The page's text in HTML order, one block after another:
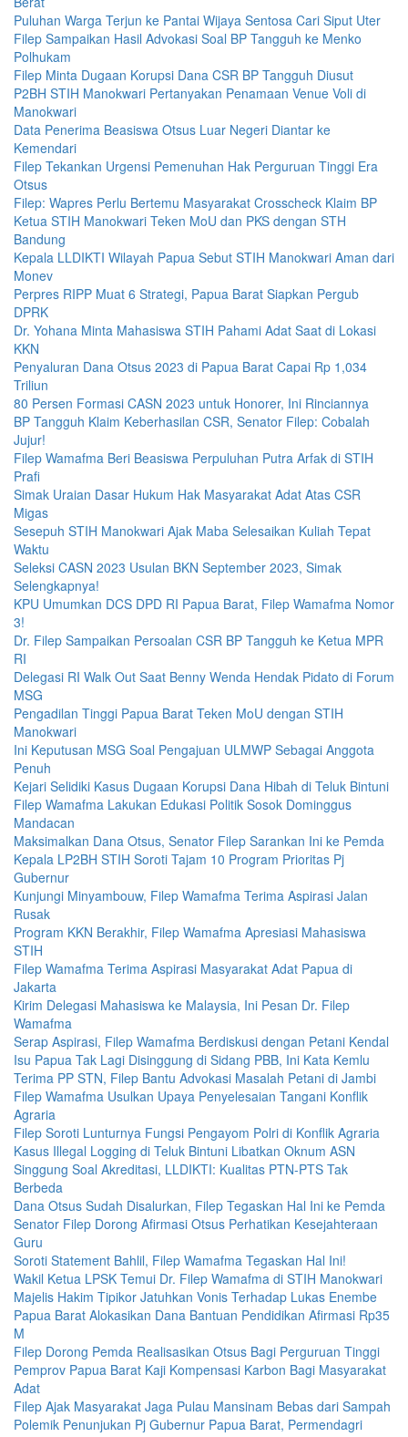
Puluhan Warga Terjun ke Pantai Wijaya Sentosa Cari Siput Uter
Filep Sampaikan Hasil Advokasi Soal BP Tangguh ke Menko
Polhukam
Filep Minta Dugaan Korupsi Dana CSR BP Tangguh Diusut
P2BH STIH Manokwari Pertanyakan Penamaan Venue Voli di
Manokwari
Data Penerima Beasiswa Otsus Luar Negeri Diantar ke
Kemendari
Filep Tekankan Urgensi Pemenuhan Hak Perguruan Tinggi Era
Otsus
Filep: Wapres Perlu Bertemu Masyarakat Crosscheck Klaim BP
Ketua STIH Manokwari Teken MoU dan PKS dengan STH
Bandung
Kepala LLDIKTI Wilayah Papua Sebut STIH Manokwari Aman dari
Monev
Perpres RIPP Muat 6 Strategi, Papua Barat Siapkan Pergub
DPRK
Dr. Yohana Minta Mahasiswa STIH Pahami Adat Saat di Lokasi
KKN
Penyaluran Dana Otsus 2023 di Papua Barat Capai Rp 1,034
Triliun
80 Persen Formasi CASN 2023 untuk Honorer, Ini Rinciannya
BP Tangguh Klaim Keberhasilan CSR, Senator Filep: Cobalah
Jujur!
Filep Wamafma Beri Beasiswa Perpuluhan Putra Arfak di STIH
Prafi
Simak Uraian Dasar Hukum Hak Masyarakat Adat Atas CSR
Migas
Sesepuh STIH Manokwari Ajak Maba Selesaikan Kuliah Tepat
Waktu
Seleksi CASN 2023 Usulan BKN September 2023, Simak
Selengkapnya!
KPU Umumkan DCS DPD RI Papua Barat, Filep Wamafma Nomor
3!
Dr. Filep Sampaikan Persoalan CSR BP Tangguh ke Ketua MPR
RI
Delegasi RI Walk Out Saat Benny Wenda Hendak Pidato di Forum
MSG
Pengadilan Tinggi Papua Barat Teken MoU dengan STIH
Manokwari
Ini Keputusan MSG Soal Pengajuan ULMWP Sebagai Anggota
Penuh
Kejari Selidiki Kasus Dugaan Korupsi Dana Hibah di Teluk Bintuni
Filep Wamafma Lakukan Edukasi Politik Sosok Dominggus
Mandacan
Maksimalkan Dana Otsus, Senator Filep Sarankan Ini ke Pemda
Kepala LP2BH STIH Soroti Tajam 10 Program Prioritas Pj
Gubernur
Kunjungi Minyambouw, Filep Wamafma Terima Aspirasi Jalan
Rusak
Program KKN Berakhir, Filep Wamafma Apresiasi Mahasiswa
STIH
Filep Wamafma Terima Aspirasi Masyarakat Adat Papua di
Jakarta
Kirim Delegasi Mahasiswa ke Malaysia, Ini Pesan Dr. Filep
Wamafma
Serap Aspirasi, Filep Wamafma Berdiskusi dengan Petani Kendal
Isu Papua Tak Lagi Disinggung di Sidang PBB, Ini Kata Kemlu
Terima PP STN, Filep Bantu Advokasi Masalah Petani di Jambi
Filep Wamafma Usulkan Upaya Penyelesaian Tangani Konflik
Agraria
Filep Soroti Lunturnya Fungsi Pengayom Polri di Konflik Agraria
Kasus Illegal Logging di Teluk Bintuni Libatkan Oknum ASN
Singgung Soal Akreditasi, LLDIKTI: Kualitas PTN-PTS Tak
Berbeda
Dana Otsus Sudah Disalurkan, Filep Tegaskan Hal Ini ke Pemda
Senator Filep Dorong Afirmasi Otsus Perhatikan Kesejahteraan
Guru
Soroti Statement Bahlil, Filep Wamafma Tegaskan Hal Ini!
Wakil Ketua LPSK Temui Dr. Filep Wamafma di STIH Manokwari
Majelis Hakim Tipikor Jatuhkan Vonis Terhadap Lukas Enembe
Papua Barat Alokasikan Dana Bantuan Pendidikan Afirmasi Rp35
M
Filep Dorong Pemda Realisasikan Otsus Bagi Perguruan Tinggi
Pemprov Papua Barat Kaji Kompensasi Karbon Bagi Masyarakat
Adat
Filep Ajak Masyarakat Jaga Pulau Mansinam Bebas dari Sampah
Polemik Penunjukan Pj Gubernur Papua Barat, Permendagri